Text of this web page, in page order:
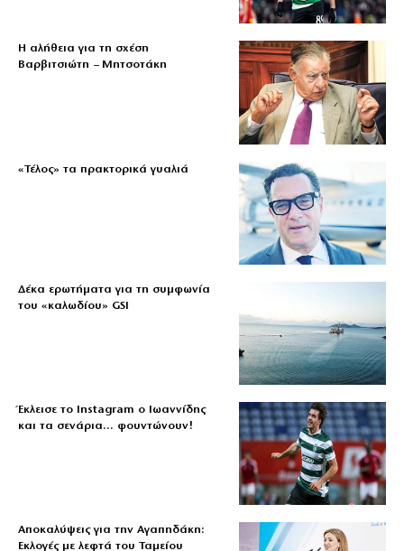
Η αλήθεια για τη σχέση
Βαρβιτσιώτη – Μητσοτάκη
«Τέλος» τα πρακτορικά γυαλιά
Δέκα ερωτήματα για τη συμφωνία
του «καλωδίου» GSI
Έκλεισε το Instagram ο Ιωαννίδης
και τα σενάρια… φουντώνουν!
Αποκαλύψεις για την Αγαπηδάκη:
Εκλογές με λεφτά του Ταμείου